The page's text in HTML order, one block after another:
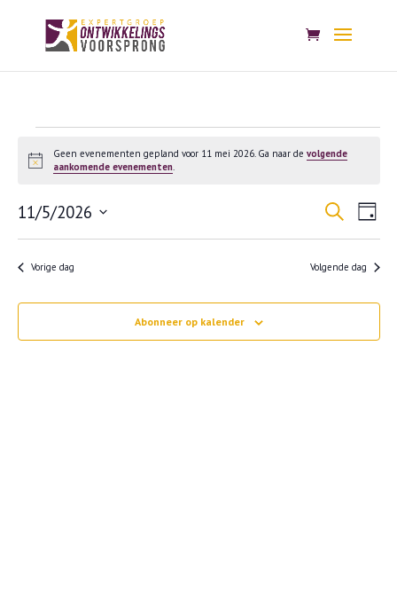
Evenementen
in
11
mei
2026
Bericht
Geen evenementen gepland voor 11 mei 2026. Ga naar devolgende
aankomende evenementen.
Zoeken
en
Zoeken
Dag
11/5/2026
Selecteer
een
datum.
Vorige dag Volgende dag
Abonneer op kalender